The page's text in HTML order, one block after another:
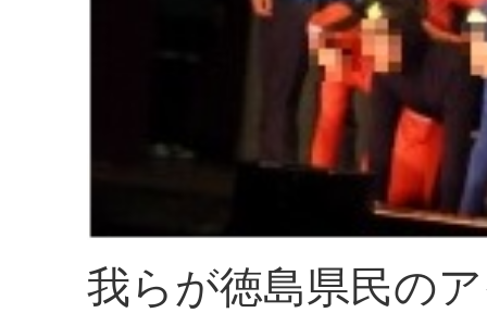
我らが徳島県民の